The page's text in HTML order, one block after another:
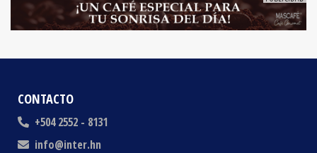
CONTACTO
+504 2552 - 8131
info@inter.hn